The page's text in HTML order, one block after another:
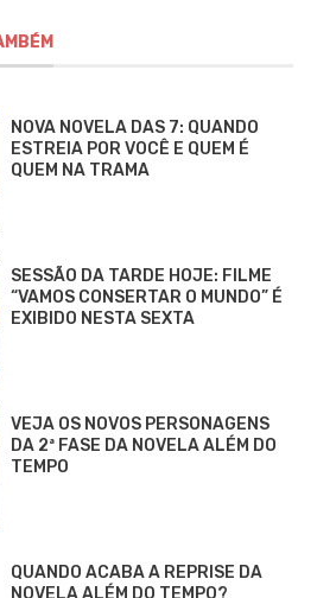
NOVA NOVELA DAS 7: QUANDO
ESTREIA POR VOCÊ E QUEM É
QUEM NA TRAMA
SESSÃO DA TARDE HOJE: FILME
“VAMOS CONSERTAR O MUNDO” É
EXIBIDO NESTA SEXTA
VEJA OS NOVOS PERSONAGENS
DA 2ª FASE DA NOVELA ALÉM DO
TEMPO
QUANDO ACABA A REPRISE DA
NOVELA ALÉM DO TEMPO?